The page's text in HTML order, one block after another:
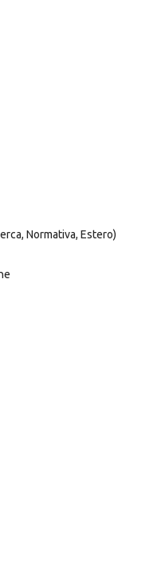
Normativa, Estero)